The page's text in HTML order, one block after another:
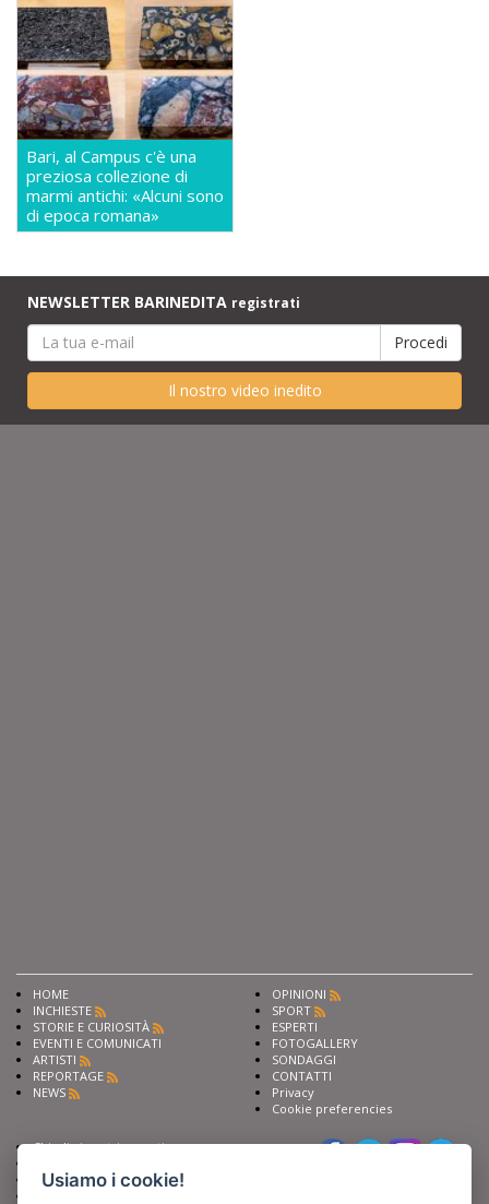
Bari, al Campus c'è una
preziosa collezione di
marmi antichi: «Alcuni sono
di epoca romana»
NEWSLETTER BARINEDITA registrati
Il nostro video inedito
HOME
INCHIESTE
STORIE E CURIOSITÀ
EVENTI E COMUNICATI
ARTISTI
REPORTAGE
NEWS
OPINIONI
SPORT
ESPERTI
FOTOGALLERY
SONDAGGI
CONTATTI
Privacy
Cookie preferencies
Chiedi ai nostri esperti
Fai pubblicità con noi
Usiamo i cookie!